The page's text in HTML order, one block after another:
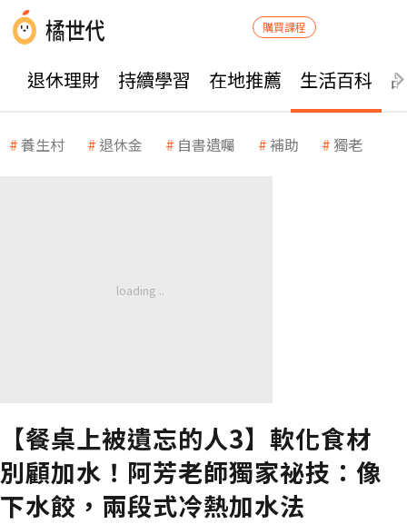
購買課程
退休理財 持續學習 在地推薦 生活百科
養生村 退休金 自書遺囑 補助 獨老
【餐桌上被遺忘的人3】軟化食材
別顧加水！阿芳老師獨家祕技：像
下水餃，兩段式冷熱加水法